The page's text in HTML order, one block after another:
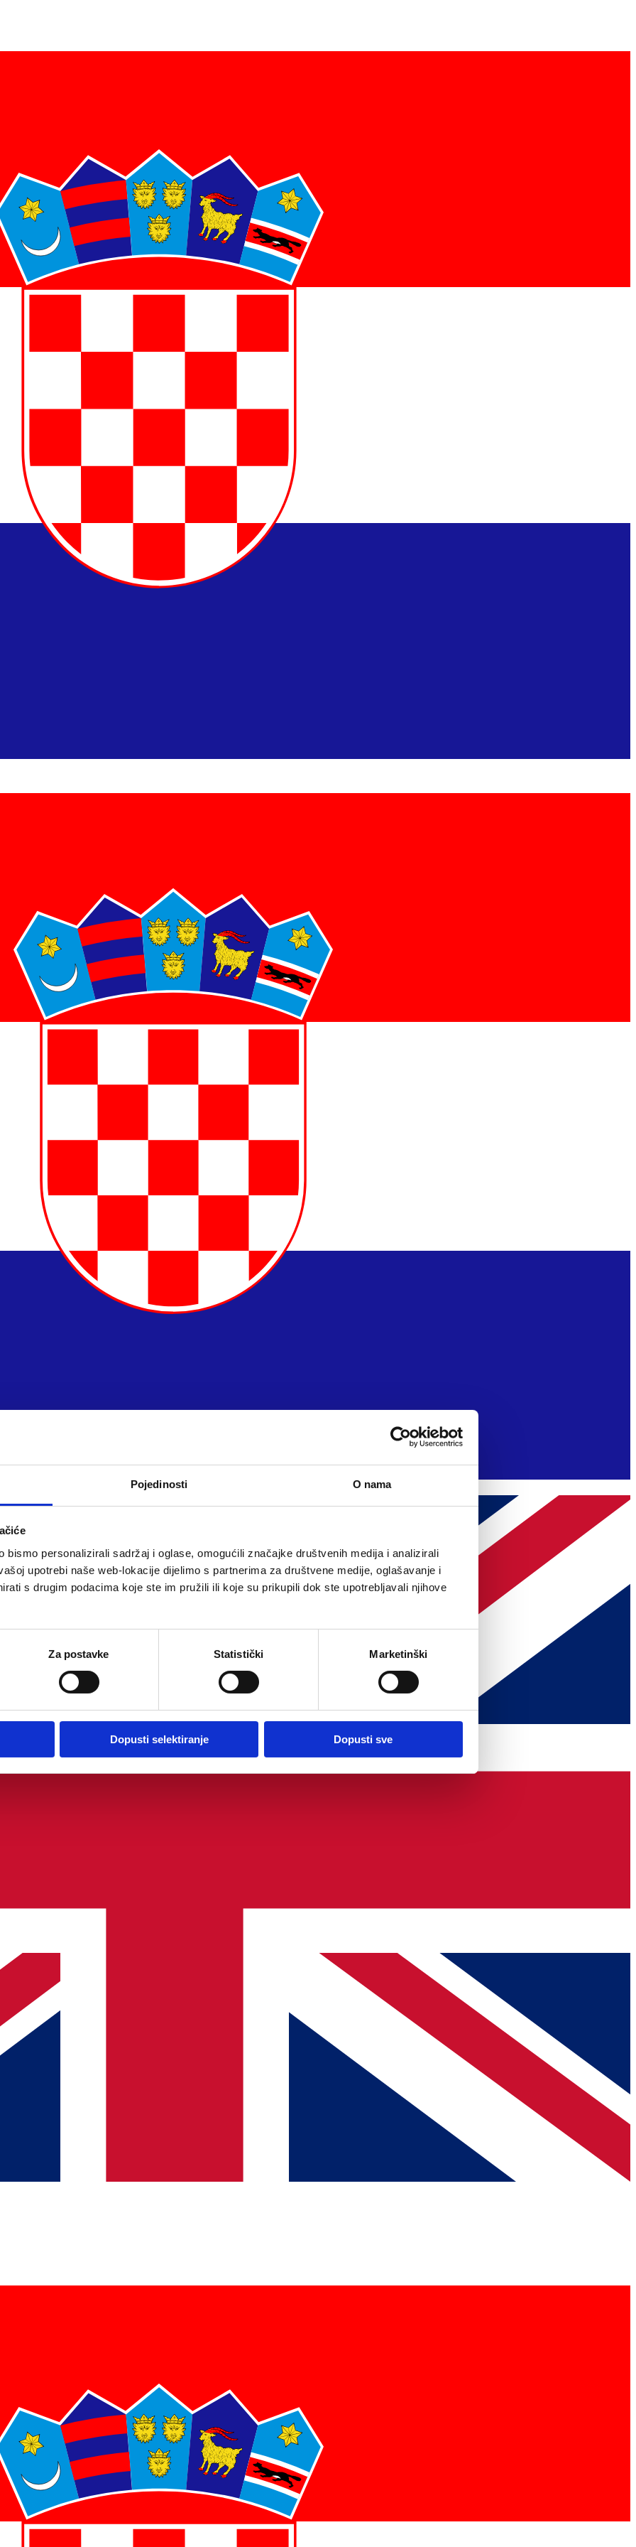
Pojedinosti O nama
bismo personalizirali sadržaj i oglase, omogućili značajke društvenih medija i analizirali
upotrebi naše web-lokacije dijelimo s partnerima za društvene medije, oglašavanje i
s drugim podacima koje ste im pružili ili koje su prikupili dok ste upotrebljavali njihove
Za postavke Statistički Marketinški
Dopusti selektiranje Dopusti sve